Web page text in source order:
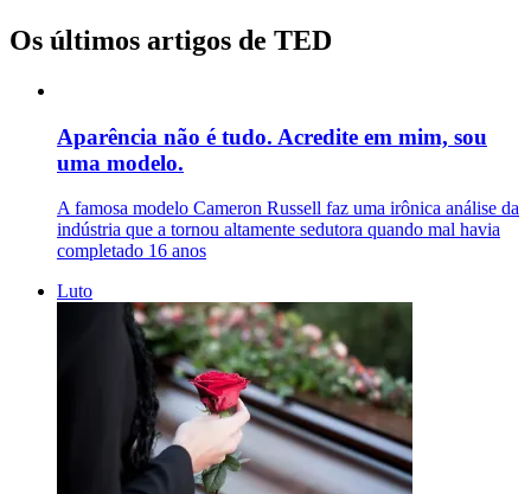
Os últimos artigos de TED
Aparência não é tudo. Acredite em mim, sou
uma modelo.
A famosa modelo Cameron Russell faz uma irônica análise da
indústria que a tornou altamente sedutora quando mal havia
completado 16 anos
Luto